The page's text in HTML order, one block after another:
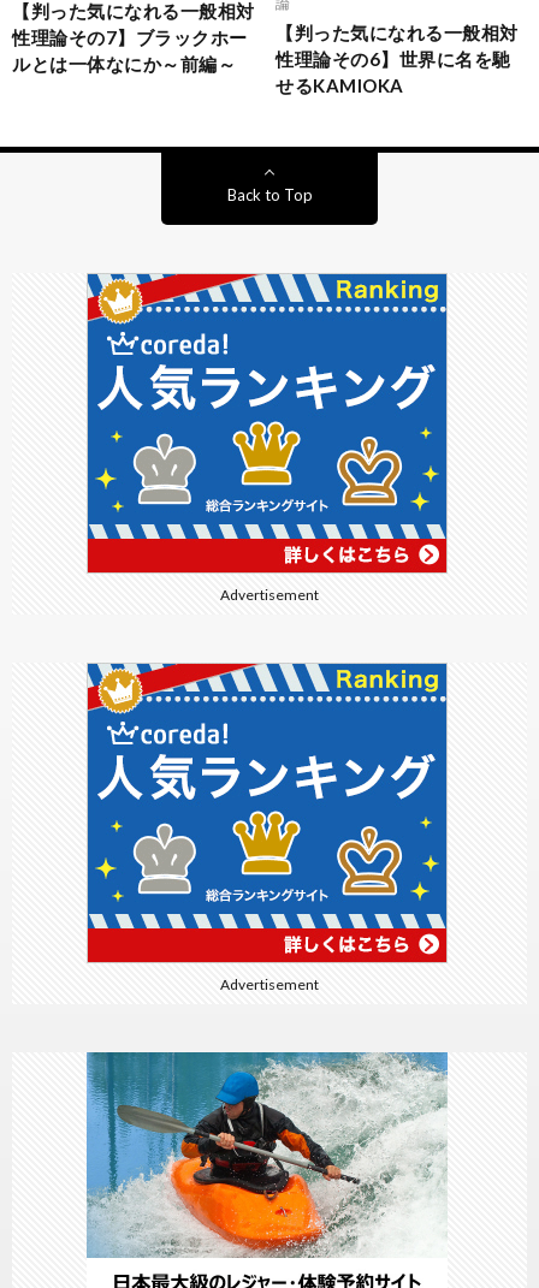
【判った気になれる一般相対
性理論その7】ブラックホー
ルとは一体なにか～前編～
【判った気になれる一般相対
性理論その6】世界に名を馳
せるKAMIOKA
Back to Top
Advertisement
Advertisement